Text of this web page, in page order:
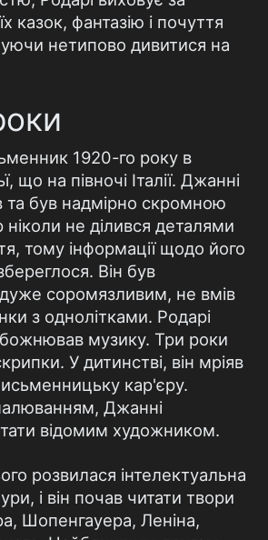
казок, фантазію і почуття
нетипово дивитися на
1920-го року в
що на півночі Італії. Джанні
та був надмірно скромною
не ділився деталями
тому інформації щодо його
Він був
соромязливим, не вмів
з однолітками. Родарі
музику. Три роки
У дитинстві, він мріяв
кар'єру.
Джанні
відомим художником.
розвилася інтелектуальна
і він почав читати твори
Шопенгауера, Леніна,